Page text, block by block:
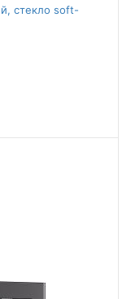
стекло soft-